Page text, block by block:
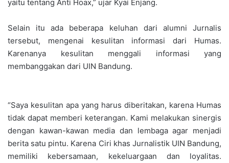
yaitu tentang Anti Hoax,” ujar Kyai Enjang.
Selain itu ada beberapa keluhan dari alumni Jurnalis
tersebut, mengenai kesulitan informasi dari Humas.
Karenanya kesulitan menggali informasi yang
membanggakan dari UIN Bandung.
“Saya kesulitan apa yang harus diberitakan, karena Humas
tidak dapat memberi keterangan. Kami melakukan sinergis
dengan kawan-kawan media dan lembaga agar menjadi
berita satu pintu. Karena Ciri khas Jurnalistik UIN Bandung,
memiliki kebersamaan, kekeluargaan dan loyalitas.